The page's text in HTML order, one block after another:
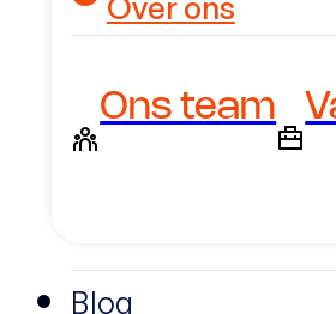
Over ons
Ons team
Blog